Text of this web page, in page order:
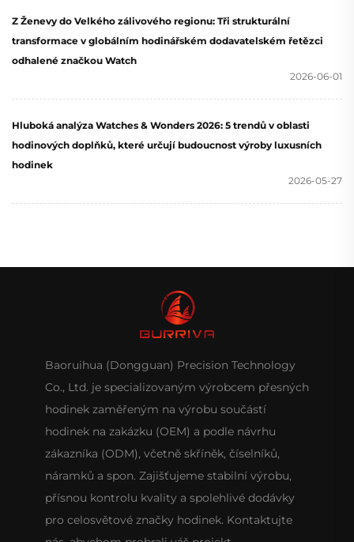
Z Ženevy do Velkého zálivového regionu: Tři strukturální
transformace v globálním hodinářském dodavatelském řetězci
odhalené značkou Watch
2026-06-01
Hluboká analýza Watches & Wonders 2026: 5 trendů v oblasti
hodinových doplňků, které určují budoucnost výroby luxusních
hodinek
2026-05-27
Baoruihua (Dongguan) Precision Technology
Co., Ltd. je specializovaným výrobcem přesných
hodinek zaměřeným na výrobu součástí
hodinek na zakázku (OEM) a podle návrhu
zákazníka (ODM), včetně skříněk, číselníků,
náramků a spon. Zajišťujeme stabilní výrobu,
přísnou kontrolu kvality a spolehlivé dodávky
pro celosvětové značky hodinek. Kontaktujte